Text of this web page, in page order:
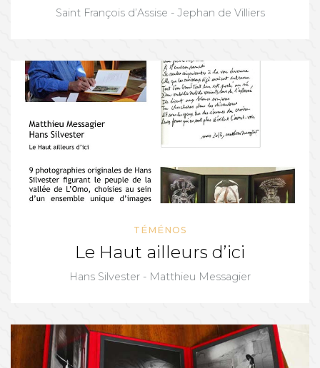
Saint François d’Assise - Jephan de Villiers
TÉMÉNOS
Le Haut ailleurs d’ici
Hans Silvester - Matthieu Messagier